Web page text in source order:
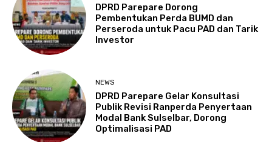
DPRD Parepare Dorong
Pembentukan Perda BUMD dan
Perseroda untuk Pacu PAD dan Tarik
Investor
NEWS
DPRD Parepare Gelar Konsultasi
Publik Revisi Ranperda Penyertaan
Modal Bank Sulselbar, Dorong
Optimalisasi PAD